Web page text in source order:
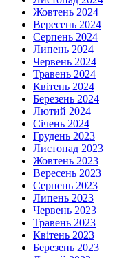
Жовтень 2024
Вересень 2024
Серпень 2024
Липень 2024
Червень 2024
Травень 2024
Квітень 2024
Березень 2024
Лютий 2024
Січень 2024
Грудень 2023
Листопад 2023
Жовтень 2023
Вересень 2023
Серпень 2023
Липень 2023
Червень 2023
Травень 2023
Квітень 2023
Березень 2023